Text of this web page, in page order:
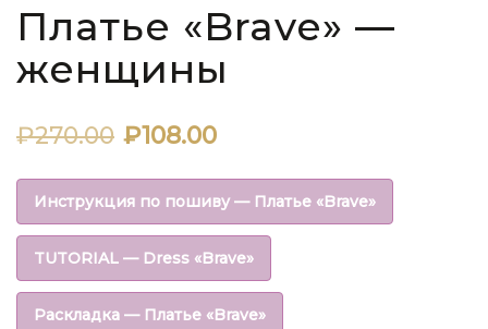
Платье «Brave» —
женщины
₽270.00 Первоначальная
цена
составляла
₽270.00.
₽108.00Текущая
цена:
₽108.00.
Инструкция по пошиву — Платье «Brave»
TUTORIAL — Dress «Brave»
Раскладка — Платье «Brave»